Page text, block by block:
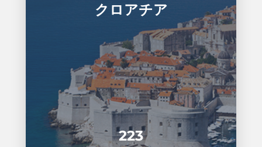
223
クロアチア